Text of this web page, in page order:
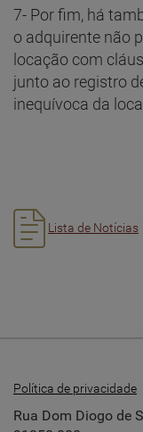
7- Por fim, há
o adquirente não
locação com
junto ao registro
inequívoca da
Lista de Notícias
Política de privacidade
Rua Dom Diogo de